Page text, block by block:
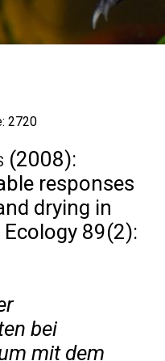
2720
(2008):
responses
drying in
89(2):
bei
mit dem